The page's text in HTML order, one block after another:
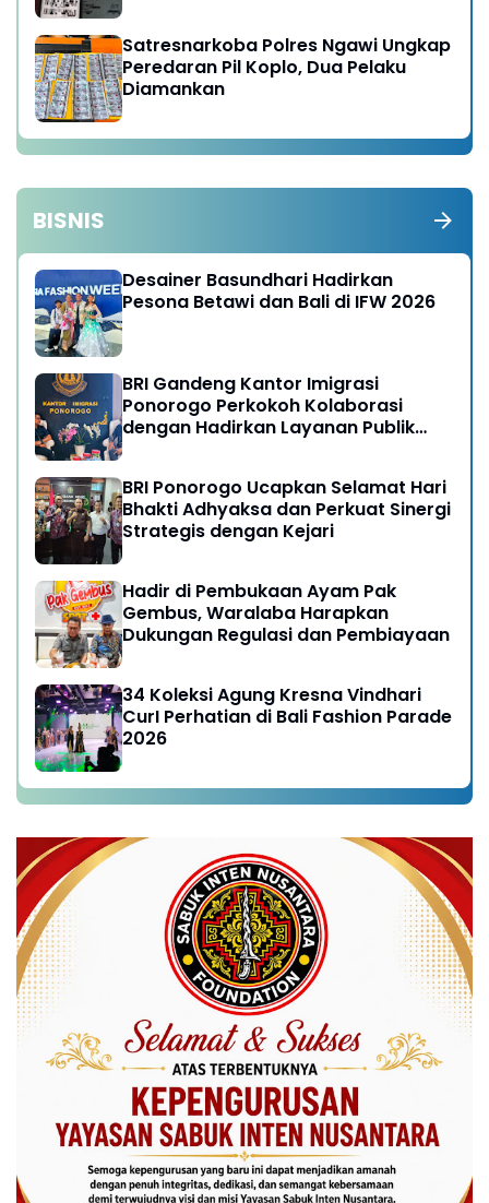
Satresnarkoba Polres Ngawi Ungkap
Peredaran Pil Koplo, Dua Pelaku
Diamankan
BISNIS
Desainer Basundhari Hadirkan
Pesona Betawi dan Bali di IFW 2026
BRI Gandeng Kantor Imigrasi
Ponorogo Perkokoh Kolaborasi
dengan Hadirkan Layanan Publik
BRI Ponorogo Ucapkan Selamat Hari
Bhakti Adhyaksa dan Perkuat Sinergi
Strategis dengan Kejari
Hadir di Pembukaan Ayam Pak
Gembus, Waralaba Harapkan
Dukungan Regulasi dan Pembiayaan
34 Koleksi Agung Kresna Vindhari
CurI Perhatian di Bali Fashion Parade
2026